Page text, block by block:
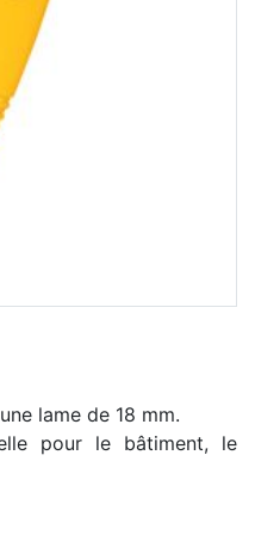
lame de 18 mm.
pour le bâtiment, le